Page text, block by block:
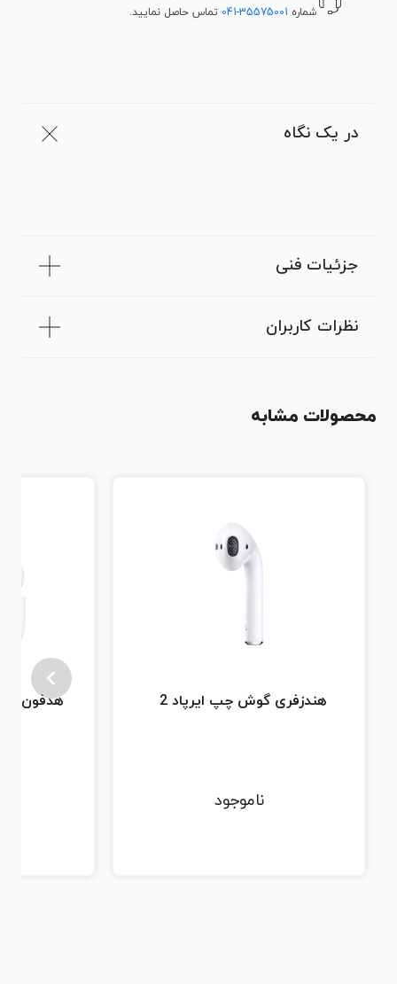
شماره 041-35575001 تماس حاصل نمایید.
در یک نگاه
جزئیات فنی
نظرات کاربران
محصولات مشابه
هندزفری گوش چپ ایرپاد 2
ناموجود
هدفون بی